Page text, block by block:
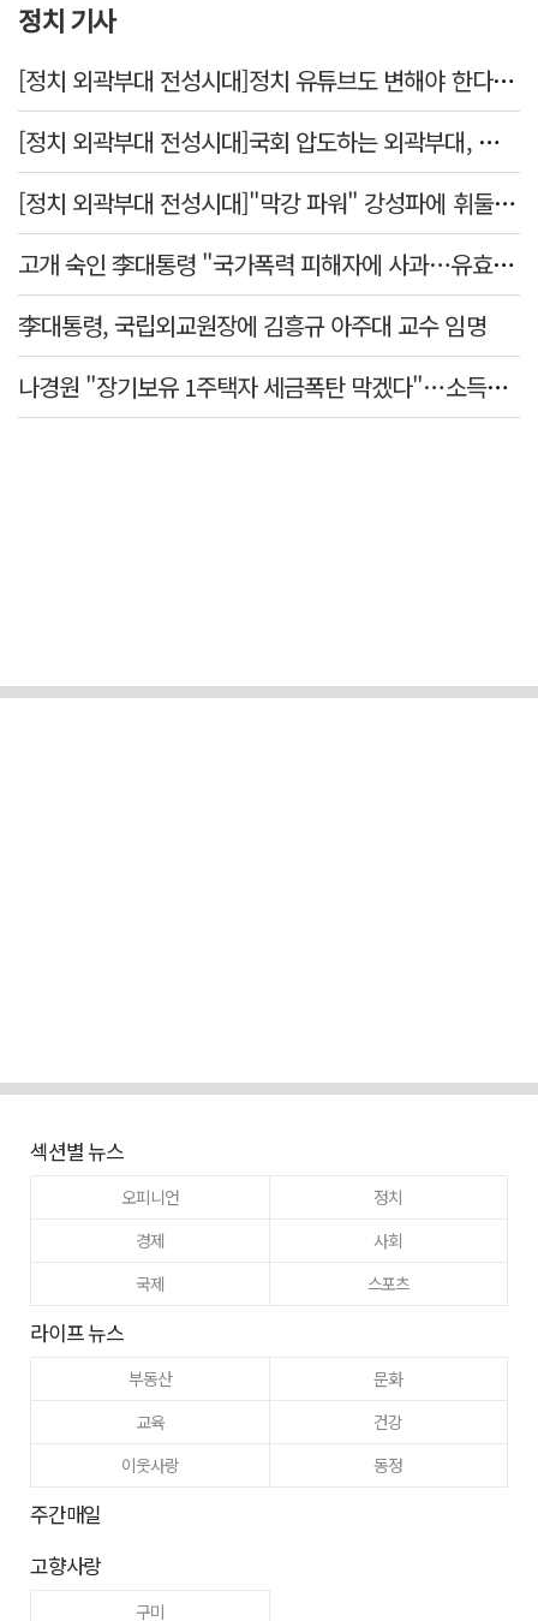
정치 기사
[정치 외곽부대 전성시대]정치 유튜브도 변해야 한다 "화합과 존중"
[정치 외곽부대 전성시대]국회 압도하는 외곽부대, 목소리 왜 커지나?
[정치 외곽부대 전성시대]"막강 파워" 강성파에 휘둘리는 여야 …"이슈 메이킹" 커지는 변방의 북소리
고개 숙인 李대통령 "국가폭력 피해자에 사과…유효기간 없는 책임"
李대통령, 국립외교원장에 김흥규 아주대 교수 임명
나경원 "장기보유 1주택자 세금폭탄 막겠다"…소득세법 개정안 발의
섹션별 뉴스
오피니언
정치
경제
사회
국제
스포츠
라이프 뉴스
부동산
문화
교육
건강
이웃사랑
동정
주간매일
고향사랑
구미